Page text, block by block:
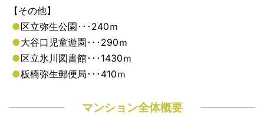
【その他】
●区立弥生公園･･･240ｍ
●大谷口児童遊園･･･290ｍ
●区立氷川図書館･･･1430ｍ
●板橋弥生郵便局･･･410ｍ
マンション全体概要